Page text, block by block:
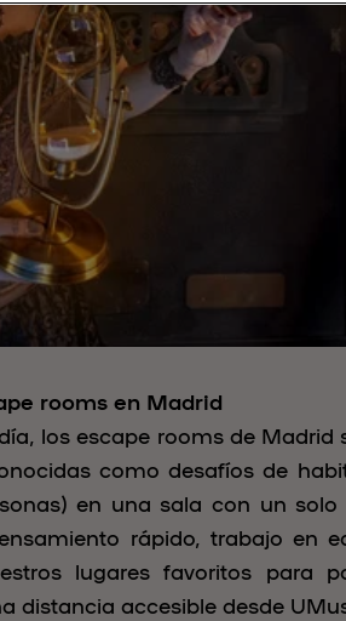
rooms en Madrid
los escape rooms de
como desafíos de
en una sala con un
rápido, trabajo en
lugares favoritos para
distancia accesible desde